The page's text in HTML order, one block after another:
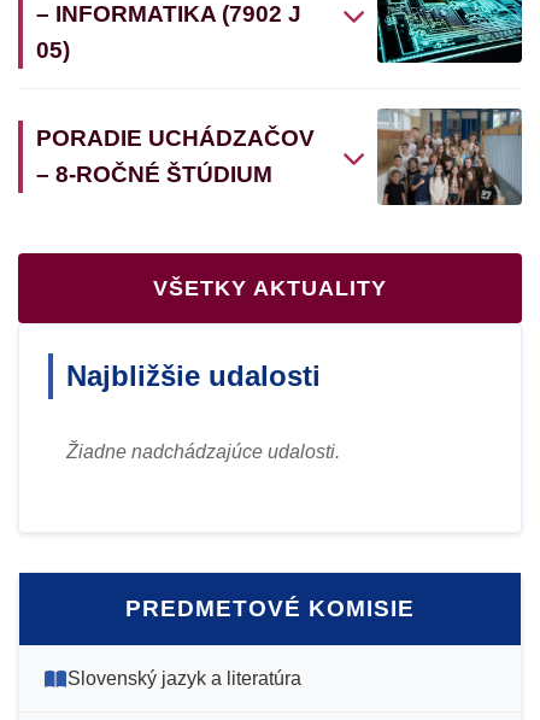
– INFORMATIKA (7902 J
05)
PORADIE UCHÁDZAČOV
– 8-ROČNÉ ŠTÚDIUM
VŠETKY AKTUALITY
Najbližšie udalosti
Žiadne nadchádzajúce udalosti.
PREDMETOVÉ KOMISIE
Slovenský jazyk a literatúra